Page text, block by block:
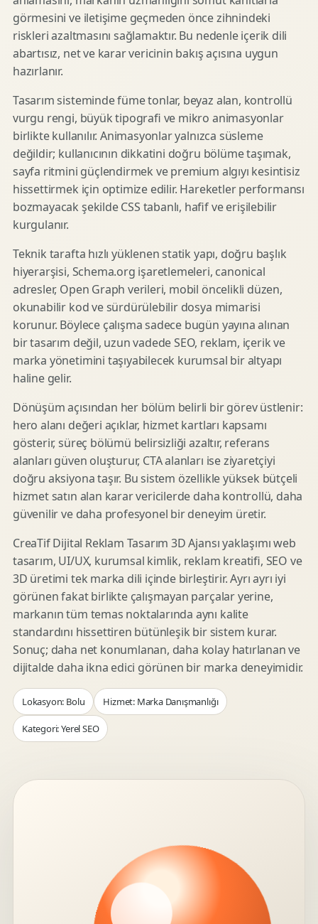
görmesini ve iletişime geçmeden önce zihnindeki
riskleri azaltmasını sağlamaktır. Bu nedenle içerik dili
abartısız, net ve karar vericinin bakış açısına uygun
hazırlanır.
Tasarım sisteminde füme tonlar, beyaz alan, kontrollü
vurgu rengi, büyük tipografi ve mikro animasyonlar
birlikte kullanılır. Animasyonlar yalnızca süsleme
değildir; kullanıcının dikkatini doğru bölüme taşımak,
sayfa ritmini güçlendirmek ve premium algıyı kesintisiz
hissettirmek için optimize edilir. Hareketler performansı
bozmayacak şekilde CSS tabanlı, hafif ve erişilebilir
kurgulanır.
Teknik tarafta hızlı yüklenen statik yapı, doğru başlık
hiyerarşisi, Schema.org işaretlemeleri, canonical
adresler, Open Graph verileri, mobil öncelikli düzen,
okunabilir kod ve sürdürülebilir dosya mimarisi
korunur. Böylece çalışma sadece bugün yayına alınan
bir tasarım değil, uzun vadede SEO, reklam, içerik ve
marka yönetimini taşıyabilecek kurumsal bir altyapı
haline gelir.
Dönüşüm açısından her bölüm belirli bir görev üstlenir:
hero alanı değeri açıklar, hizmet kartları kapsamı
gösterir, süreç bölümü belirsizliği azaltır, referans
alanları güven oluşturur, CTA alanları ise ziyaretçiyi
doğru aksiyona taşır. Bu sistem özellikle yüksek bütçeli
hizmet satın alan karar vericilerde daha kontrollü, daha
güvenilir ve daha profesyonel bir deneyim üretir.
CreaTif Dijital Reklam Tasarım 3D Ajansı yaklaşımı web
tasarım, UI/UX, kurumsal kimlik, reklam kreatifi, SEO ve
3D üretimi tek marka dili içinde birleştirir. Ayrı ayrı iyi
görünen fakat birlikte çalışmayan parçalar yerine,
markanın tüm temas noktalarında aynı kalite
standardını hissettiren bütünleşik bir sistem kurar.
Sonuç; daha net konumlanan, daha kolay hatırlanan ve
dijitalde daha ikna edici görünen bir marka deneyimidir.
Lokasyon: Bolu Hizmet: Marka Danışmanlığı
Kategori: Yerel SEO